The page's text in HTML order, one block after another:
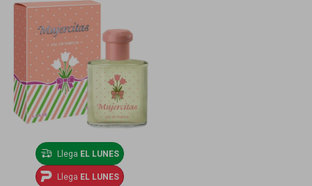
Llega EL LUNES
Llega EL LUNES